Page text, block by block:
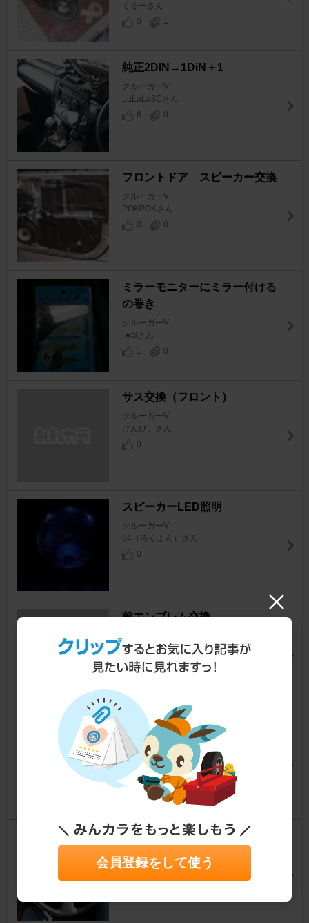
くるーさん
0
1
純正2DIN→1DiN＋1
クルーガーV
LaLaLa8Cさん
6
0
フロントドア スピーカー交換
クルーガーV
POKPOKさん
0
0
ミラーモニターにミラー付ける
の巻き
クルーガーV
j★Sさん
1
0
サス交換（フロント）
クルーガーV
けんぴ。さん
0
スピーカーLED照明
クルーガーV
64（ろくよん）さん
0
前エンブレム交換
ろらんさん
0
デットニング材
クルーガーV
あゆキングさん
0
不明 ウッドコンビステアリング
クルーガーV
Kira-さん
5
会員登録をして使う